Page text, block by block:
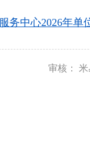
务中心2026年单
审核：